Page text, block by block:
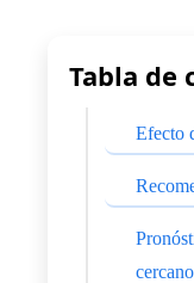
Tabla de
Efecto
cercano